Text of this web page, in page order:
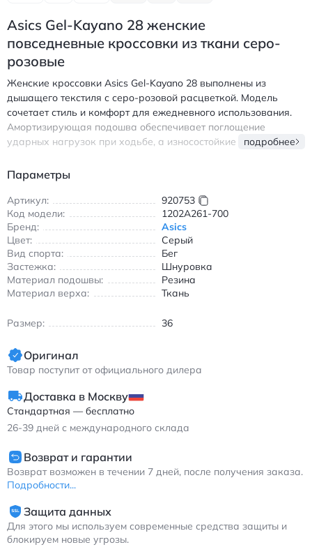
Asics Gel-Kayano 28 женские
повседневные кроссовки из ткани серо-
розовые
Женские кроссовки Asics Gel-Kayano 28 выполнены из
дышащего текстиля с серо-розовой расцветкой. Модель
сочетает стиль и комфорт для ежедневного использования.
Амортизирующая подошва обеспечивает поглощение
ударных нагрузок при ходьбе, а износостойкие элементы
фиксирует стопу, создавая индивидуальную посадку. Легкий
выбором для прогулок, походов в магазины и повседневной
носки. Текстильный верх обеспечивает вентиляцию, сохраняя
ноги сухими в течение всего дня. Подошва из резины
гарантирует надежное сцепление с любой поверхностью.
Дизайн в серо-розовых тонах легко сочетается с джинсами,
легкими брюками и спортивными костюмами. Кроссовки
подходят для весеннего и летнего сезона, обеспечивая
повседневные кроссовки из ткани серо-розовые
подробнее
Параметры
Артикул:
920753
Код модели:
1202A261-700
Бренд:
Asics
Цвет:
Серый
Вид спорта:
Бег
Застежка:
Шнуровка
Материал подошвы:
Резина
Материал верха:
Ткань
Размер: 36
Оригинал
Товар поступит от официального дилера
Доставка в Москву
Стандартная — бесплатно
26-39 дней с международного склада
Возврат и гарантии
Возврат возможен в течении 7 дней, после получения заказа.
Подробности...
Защита данных
Для этого мы используем современные средства защиты и
блокируем новые угрозы.